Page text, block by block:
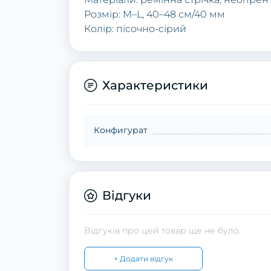
Розмір: M–L, 40–48 см/40 мм
Колір: пісочно-сірий
Характеристики
Конфигурат
Відгуки
Відгуків про цей товар ще не було.
+ Додати відгук